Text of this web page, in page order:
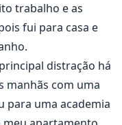
de 18 anos.
trabalho e as
fui para casa e
distração há
manhãs com uma
para uma academia